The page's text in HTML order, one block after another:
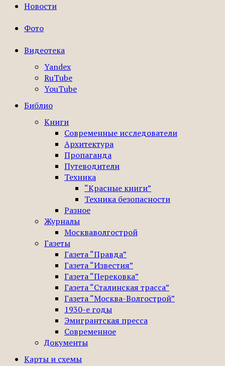
Новости
Фото
Видеотека
Yandex
RuTube
YouTube
Библио
Книги
Современные исследователи
Архитектура
Пропаганда
Путеводители
Техника
“Красные книги”
Техника безопасности
Разное
Журналы
Москваволгострой
Газеты
Газета “Правда”
Газета “Известия”
Газета “Перековка”
Газета “Сталинская трасса”
Газета “Москва-Волгострой”
1930-е годы
Эмигрантская пресса
Современное
Документы
Карты и схемы